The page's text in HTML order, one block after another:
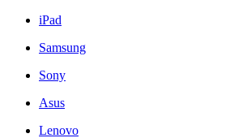
iPad
Samsung
Sony
Asus
Lenovo